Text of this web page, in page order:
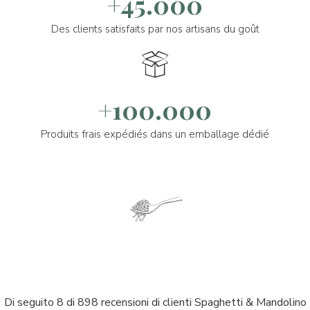
Des clients satisfaits par nos artisans du goût
+100.000
Produits frais expédiés dans un emballage dédié
Di seguito 8 di 898 recensioni di clienti Spaghetti & Mandolino